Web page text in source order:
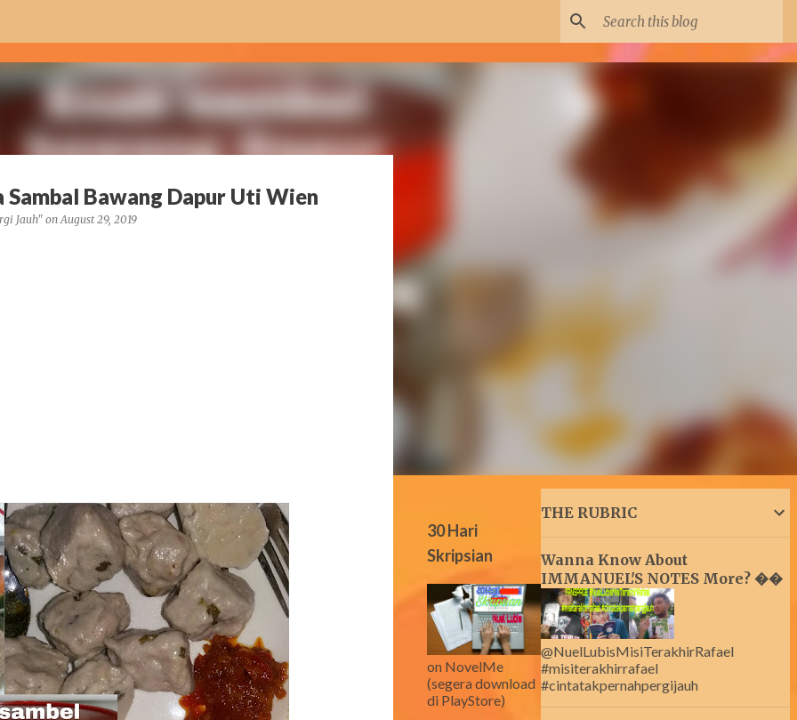
Sambal Bawang Dapur Uti Wien
Jauh" onAugust 29, 2019
30 Hari
Skripsian
on NovelMe
(segera download
di PlayStore)
THE RUBRIC
Wanna Know About
IMMANUEL'S NOTES More? ��
@NuelLubisMisiTerakhirRafael
#misiterakhirrafael
#cintatakpernahpergijauh